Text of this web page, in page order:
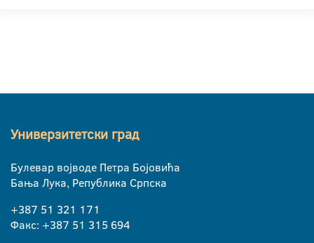
Универзитетски град
Булевар војводе Петра Бојовића
Бања Лука, Република Српска
+387 51 321 171
Факс: +387 51 315 694